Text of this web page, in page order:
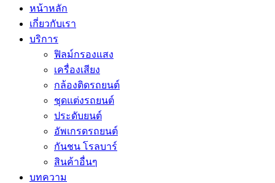
หน้าหลัก
เกี่ยวกับเรา
บริการ
ฟิลม์กรองแสง
เครื่องเสียง
กล้องติดรถยนต์
ชุดแต่งรถยนต์
ประดับยนต์
อัพเกรดรถยนต์
กันชน โรลบาร์
สินค้าอื่นๆ
บทความ